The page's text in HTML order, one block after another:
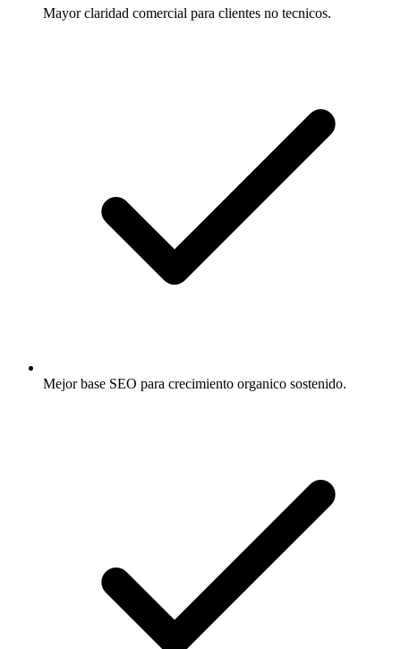
Mayor claridad comercial para clientes no tecnicos.
Mejor base SEO para crecimiento organico sostenido.